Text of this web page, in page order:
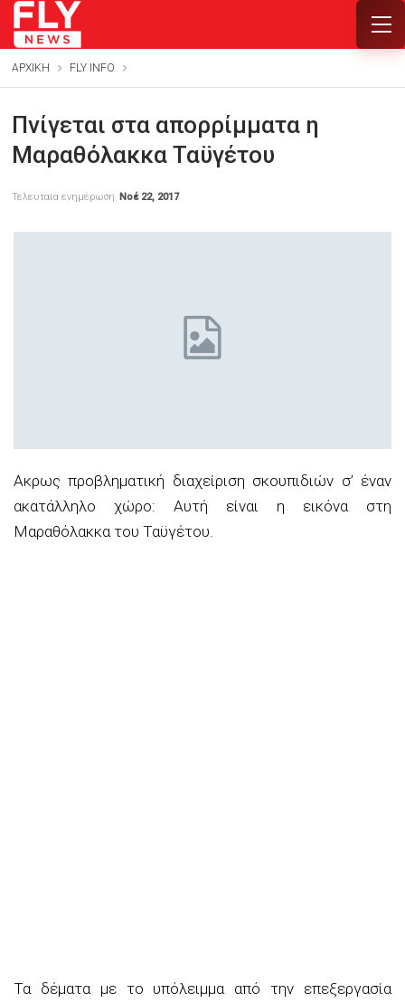
ΑΡΧΙΚΗ FLY INFO
Πνίγεται στα απορρίμματα η
Μαραθόλακκα Ταϋγέτου
Τελευταία ενημέρωση Νοέ 22, 2017
Ακρως προβληματική διαχείριση σκουπιδιών σ’ έναν
ακατάλληλο χώρο: Αυτή είναι η εικόνα στη
Μαραθόλακκα του Ταϋγέτου.
Τα δέματα με το υπόλειμμα από την επεξεργασία